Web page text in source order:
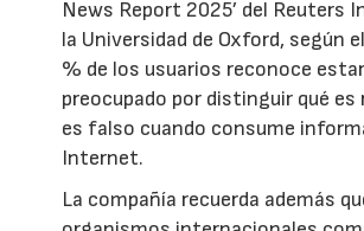
News Report 2025’ del Reuters
la Universidad de Oxford, según
% de los usuarios reconoce estar
preocupado por distinguir qué es
es falso cuando consume
Internet.
La compañía recuerda además